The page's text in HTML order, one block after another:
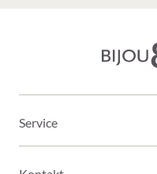
Service